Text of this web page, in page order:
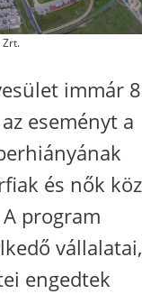
Zrt.
immár
eseményt a
és nők
program
vállalatai,
engedtek